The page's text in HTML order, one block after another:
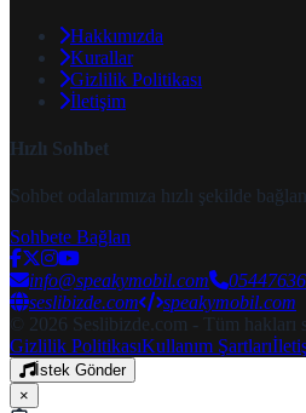
Hakkımızda
Kurallar
Gizlilik Politikası
İletişim
Hızlı Sohbet
Sohbet odalarımıza hızlı şekilde
Sohbete Bağlan
info@speakymobil.com
seslibizde.com
speakymobil.com
© 2026 Seslibizde.com - Tüm hakları
Gizlilik PolitikasıKullanım Şartları
İstek Gönder
×